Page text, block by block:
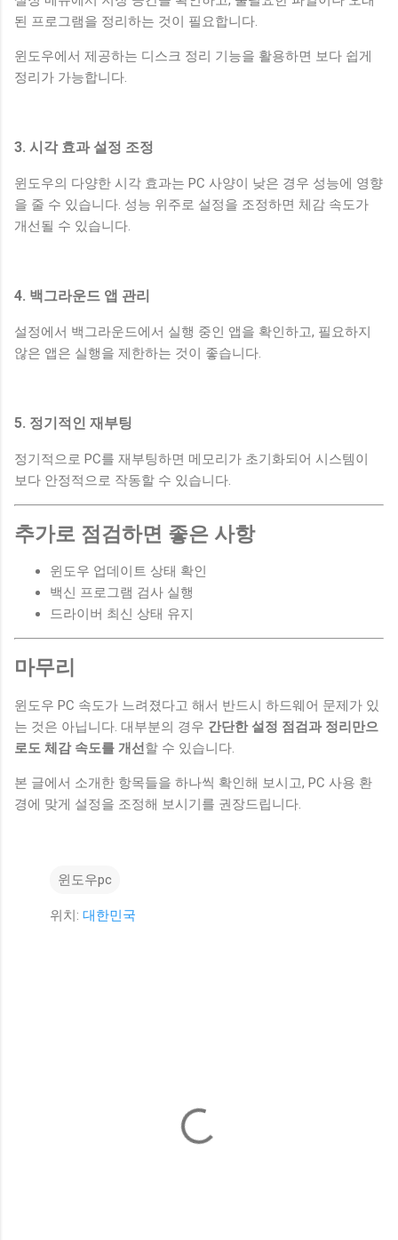
된 프로그램을 정리하는 것이 필요합니다.
윈도우에서 제공하는 디스크 정리 기능을 활용하면 보다 쉽게
정리가 가능합니다.
3. 시각 효과 설정 조정
윈도우의 다양한 시각 효과는 PC 사양이 낮은 경우 성능에 영향
을 줄 수 있습니다. 성능 위주로 설정을 조정하면 체감 속도가
개선될 수 있습니다.
4. 백그라운드 앱 관리
설정에서 백그라운드에서 실행 중인 앱을 확인하고, 필요하지
않은 앱은 실행을 제한하는 것이 좋습니다.
5. 정기적인 재부팅
정기적으로 PC를 재부팅하면 메모리가 초기화되어 시스템이
보다 안정적으로 작동할 수 있습니다.
추가로 점검하면 좋은 사항
윈도우 업데이트 상태 확인
백신 프로그램 검사 실행
드라이버 최신 상태 유지
마무리
윈도우 PC 속도가 느려졌다고 해서 반드시 하드웨어 문제가 있
는 것은 아닙니다. 대부분의 경우 간단한 설정 점검과 정리만으
로도 체감 속도를 개선할 수 있습니다.
본 글에서 소개한 항목들을 하나씩 확인해 보시고, PC 사용 환
경에 맞게 설정을 조정해 보시기를 권장드립니다.
윈도우pc
위치: 대한민국